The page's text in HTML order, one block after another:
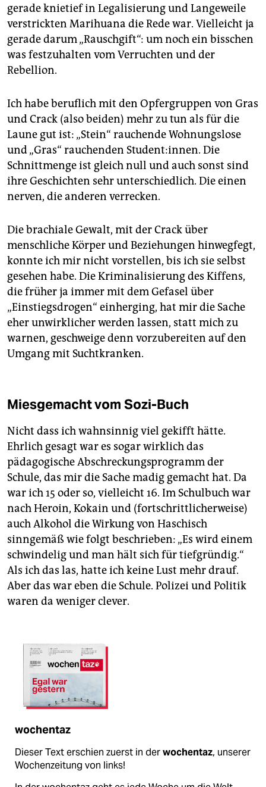
gerade knietief in Legalisierung und Langeweile
verstrickten Marihuana die Rede war. Vielleicht ja
gerade darum „Rauschgift“: um noch ein bisschen
was festzuhalten vom Verruchten und der
Rebellion.
Ich habe beruflich mit den Opfergruppen von Gras
und Crack (also beiden) mehr zu tun als für die
Laune gut ist: „Stein“ rauchende Wohnungslose
und „Gras“ rauchenden Student:innen. Die
Schnittmenge ist gleich null und auch sonst sind
ihre Geschichten sehr unterschiedlich. Die einen
nerven, die anderen verrecken.
Die brachiale Gewalt, mit der Crack über
menschliche Körper und Beziehungen hinwegfegt,
konnte ich mir nicht vorstellen, bis ich sie selbst
gesehen habe. Die Kriminalisierung des Kiffens,
die früher ja immer mit dem Gefasel über
„Einstiegsdrogen“ einherging, hat mir die Sache
eher unwirklicher werden lassen, statt mich zu
warnen, geschweige denn vorzubereiten auf den
Umgang mit Suchtkranken.
Miesgemacht vom Sozi-Buch
Nicht dass ich wahnsinnig viel gekifft hätte.
Ehrlich gesagt war es sogar wirklich das
pädagogische Abschreckungsprogramm der
Schule, das mir die Sache madig gemacht hat. Da
war ich 15 oder so, vielleicht 16. Im Schulbuch war
nach Heroin, Kokain und (fortschrittlicherweise)
auch Alkohol die Wirkung von Haschisch
sinngemäß wie folgt beschrieben: „Es wird einem
schwindelig und man hält sich für tiefgründig.“
Als ich das las, hatte ich keine Lust mehr drauf.
Aber das war eben die Schule. Polizei und Politik
waren da weniger clever.
wochentaz
Dieser Text erschien zuerst in derwochentaz, unserer
Wochenzeitung von links!